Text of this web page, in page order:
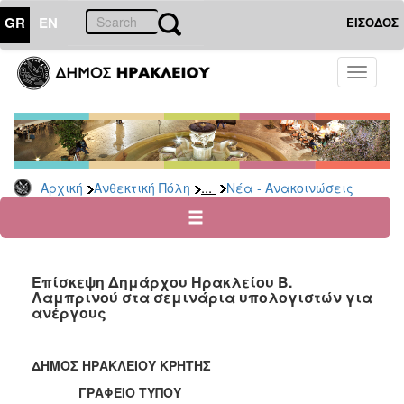
GR EN ΕΙΣΟΔΟΣ
Toggle
Αρχική Ανθεκτική Πόλη ... Νέα - Ανακοινώσεις
ΑΝΘΕΚΤΙΚΗ
ΠΟΛΗ
Κοινωνική
Πολιτική
Νέα
Ανακοινώσεις
για
Οικονομική
Αδυναμία
Καταστροφές
Κέντρα
Επίσκεψη Δημάρχου Ηρακλείου Β.
Λαμπρινού στα σεμινάρια υπολογιστών για
ανέργους
ΔΗΜΟΣ ΗΡΑΚΛΕΙΟΥ ΚΡΗΤΗΣ
ΓΡΑΦΕΙΟ ΤΥΠΟΥ